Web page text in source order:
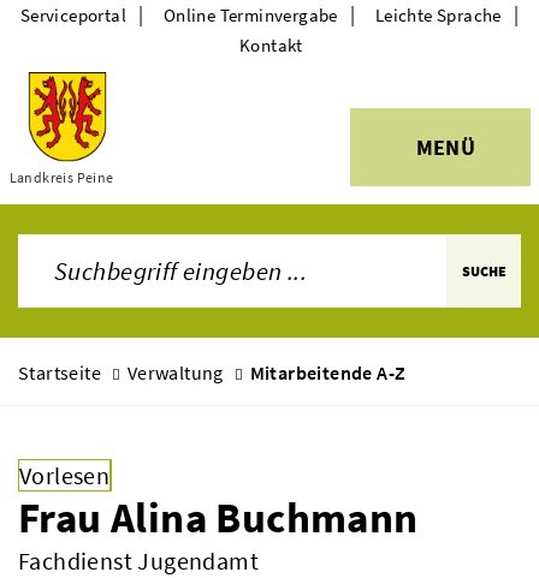
Themen
Landkreis Peine
MENÜ
Serviceportal | Online Terminvergabe | Leichte Sprache |
Kontakt
SUCHE
Startseite Verwaltung Mitarbeitende A-Z
Vorlesen
Frau Alina Buchmann
Fachdienst Jugendamt